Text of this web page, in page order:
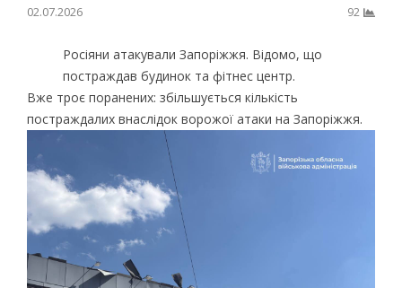
02.07.2026 92
Росіяни атакували Запоріжжя. Відомо, що
постраждав будинок та фітнес центр.
Вже троє поранених: збільшується кількість
постраждалих внаслідок ворожої атаки на Запоріжжя.